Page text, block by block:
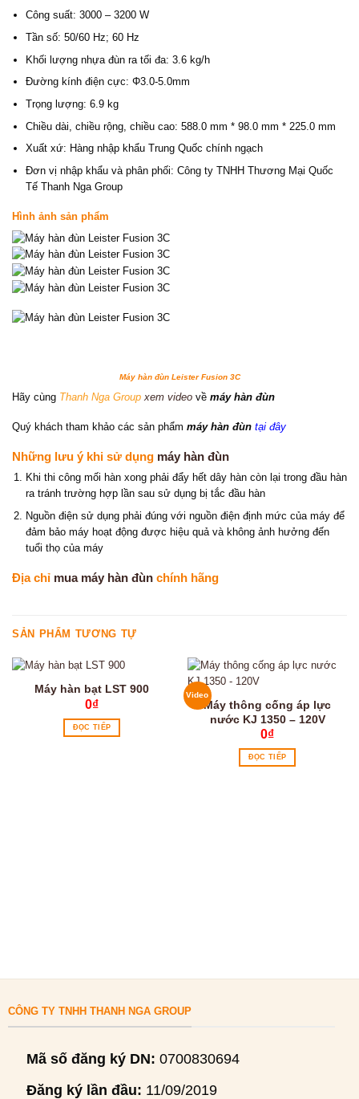
Công suất: 3000 – 3200 W
Tần số: 50/60 Hz; 60 Hz
Khối lượng nhựa đùn ra tối đa: 3.6 kg/h
Đường kính điện cực: Φ3.0-5.0mm
Trọng lượng: 6.9 kg
Chiều dài, chiều rộng, chiều cao: 588.0 mm * 98.0 mm * 225.0 mm
Xuất xứ: Hàng nhập khẩu Trung Quốc chính ngạch
Đơn vị nhập khẩu và phân phối: Công ty TNHH Thương Mại Quốc
Tế Thanh Nga Group
Hình ảnh sản phẩm
Máy hàn đùn Leister Fusion 3C
Hãy cùng Thanh Nga Group xem video về máy hàn đùn
Quý khách tham khảo các sản phẩm máy hàn đùn tại đây
Những lưu ý khi sử dụng máy hàn đùn
Khi thi công mối hàn xong phải đẩy hết dây hàn còn lại trong đầu hàn
ra tránh trường hợp lần sau sử dụng bị tắc đầu hàn
Nguồn điện sử dụng phải đúng với nguồn điện định mức của máy để
đảm bảo máy hoạt động được hiệu quả và không ảnh hưởng đến
tuổi thọ của máy
Địa chỉ mua máy hàn đùn chính hãng
SẢN PHẨM TƯƠNG TỰ
Máy hàn bạt LST 900
0₫
ĐỌC TIẾP
Video
Máy thông cống áp lực
nước KJ 1350 – 120V
0₫
ĐỌC TIẾP
CÔNG TY TNHH THANH NGA GROUP
Mã số đăng ký DN: 0700830694
Đăng ký lần đầu: 11/09/2019